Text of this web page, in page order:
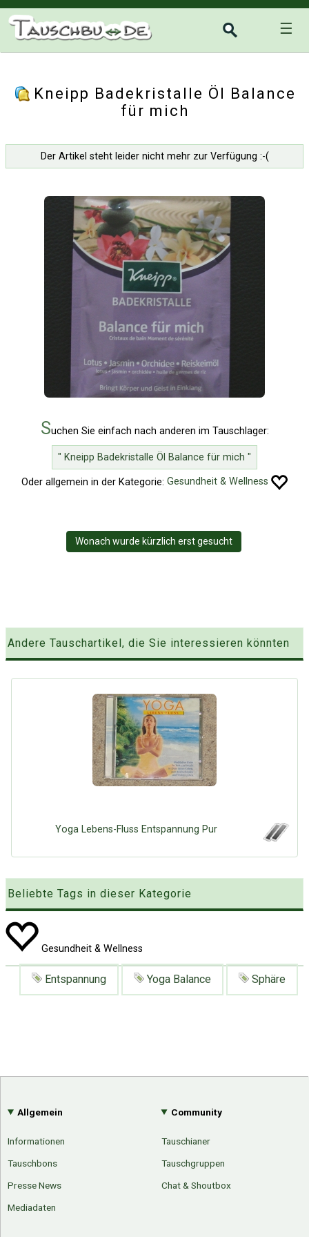
☰
Kneipp Badekristalle Öl Balance
für mich
Der Artikel steht leider nicht mehr zur Verfügung :-(
Suchen Sie einfach nach anderen im Tauschlager:
" Kneipp Badekristalle Öl Balance für mich "
Oder allgemein in der Kategorie: Gesundheit & Wellness
Wonach wurde kürzlich erst gesucht
Andere Tauschartikel, die Sie interessieren könnten
Yoga Lebens-Fluss Entspannung Pur
Beliebte Tags in dieser Kategorie
Gesundheit & Wellness
Entspannung Yoga Balance Sphäre
Allgemein
Informationen
Tauschbons
Presse News
Mediadaten
Community
Tauschianer
Tauschgruppen
Chat & Shoutbox